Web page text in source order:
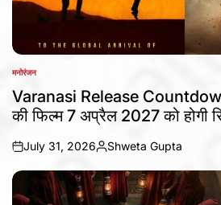
POSTED
IN
मनोरंजन
Varanasi Release
की फिल्म 7 अप्रैल 2027 को होगी
on
July 31, 2026
Posted
by
Shweta Gupta